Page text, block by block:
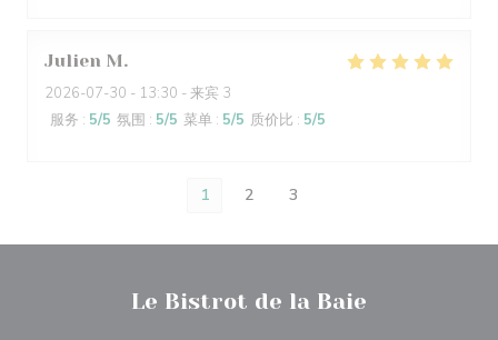
Julien M
2026-07-30 - 13:30 - 来宾 3
服务 : 5/5 氛围 : 5/5 菜单 : 5/5 质价比 : 5/5
1 2 3
Le Bistrot de la Baie